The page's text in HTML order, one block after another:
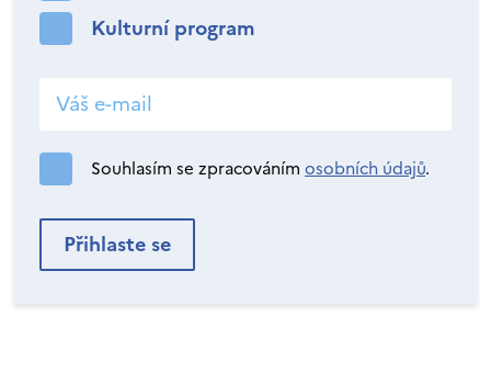
Kulturní program
Souhlasím se zpracováním osobních údajů.